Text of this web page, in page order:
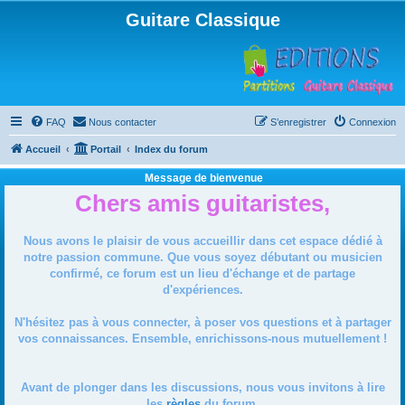
Guitare Classique
FAQ Nous contacter Connexion
S’enregistrer
Accueil Portail Index du forum
Message de bienvenue
Chers amis guitaristes,
Nous avons le plaisir de vous accueillir dans cet espace dédié à
notre passion commune. Que vous soyez débutant ou musicien
confirmé, ce forum est un lieu d'échange et de partage
d'expériences.
N'hésitez pas à vous connecter, à poser vos questions et à partager
vos connaissances. Ensemble, enrichissons-nous mutuellement !
Avant de plonger dans les discussions, nous vous invitons à lire